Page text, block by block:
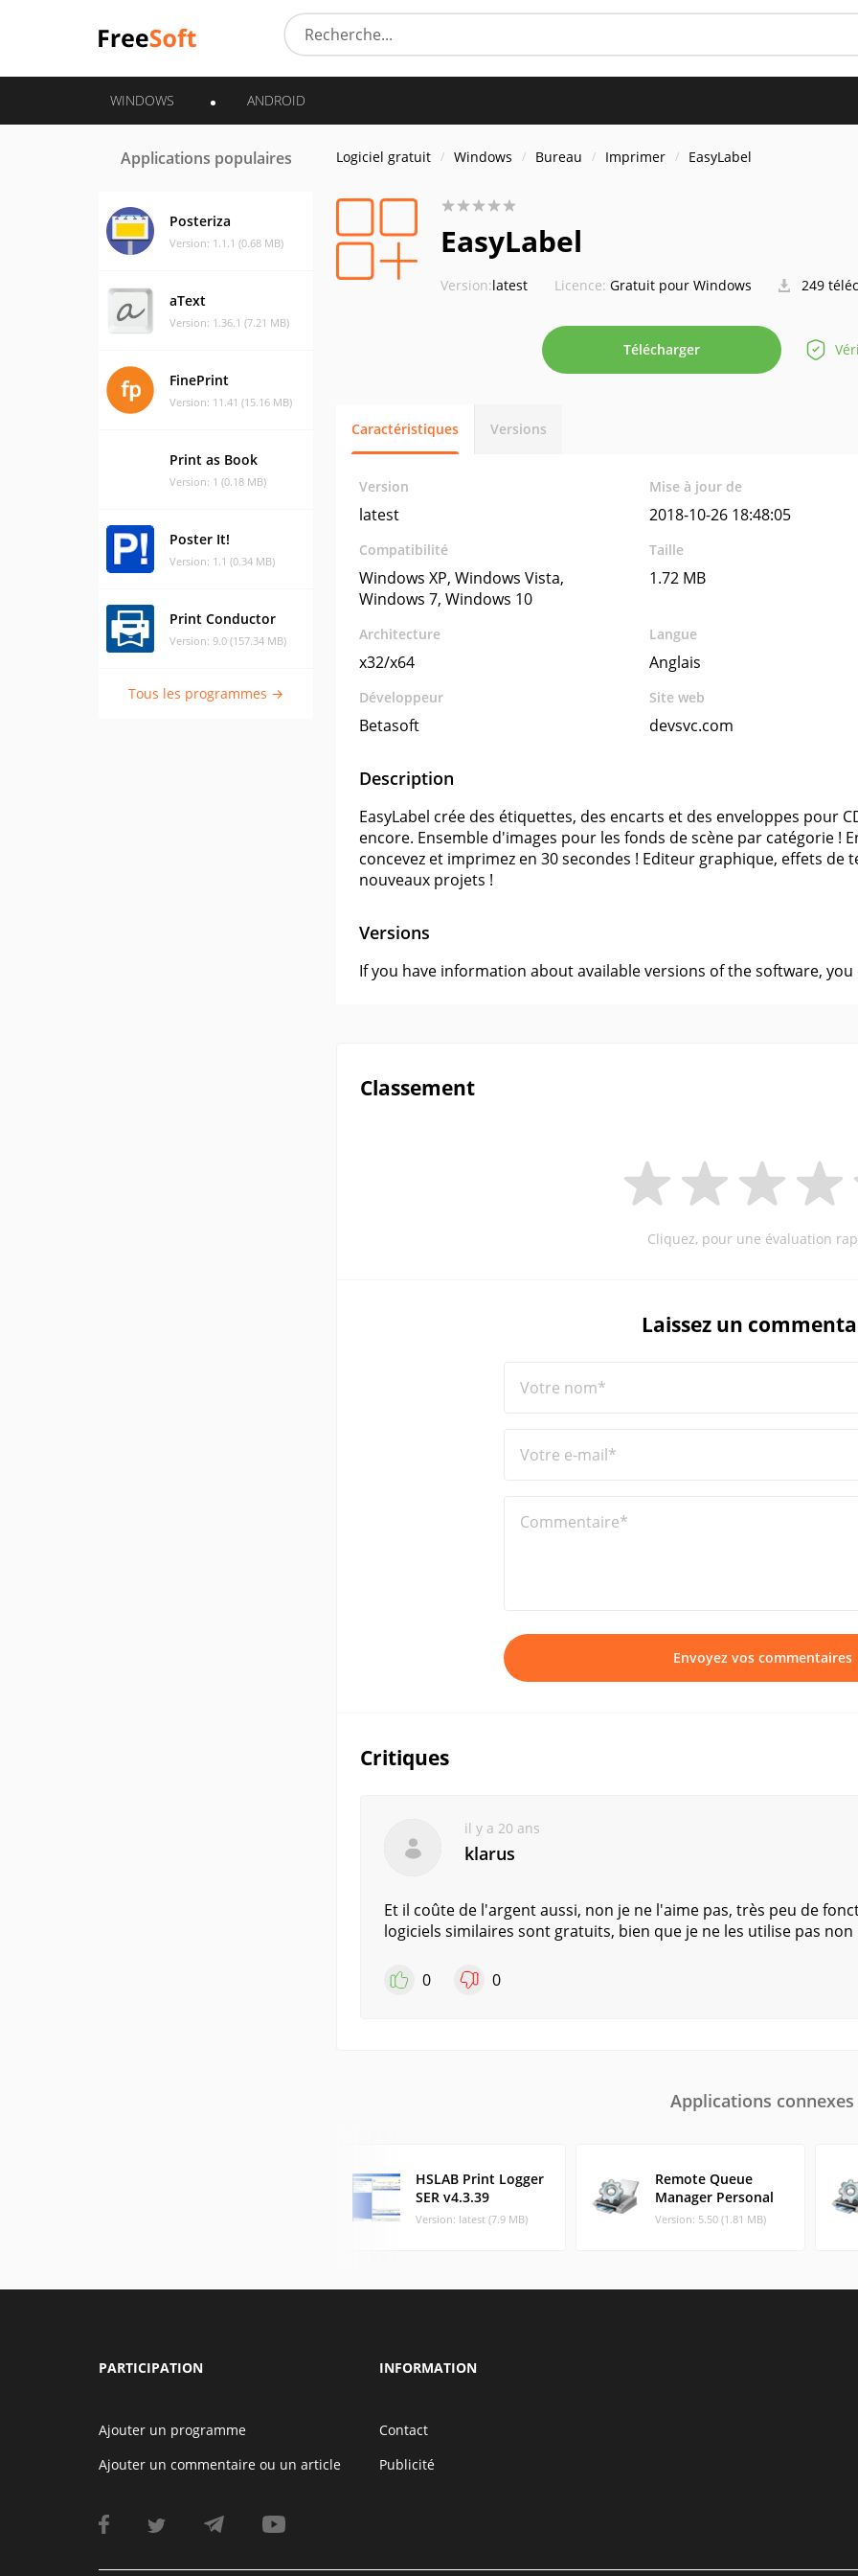
WINDOWS ANDROID
Applications populaires
Posteriza
Version: 1.1.1 (0.68 MB)
aText
Version: 1.36.1 (7.21 MB)
FinePrint
Version: 11.41 (15.16 MB)
Print as Book
Version: 1 (0.18 MB)
Poster It!
Version: 1.1 (0.34 MB)
Print Conductor
Version: 9.0 (157.34 MB)
Tous les programmes →
Logiciel gratuit Windows Bureau Imprimer EasyLabel
EasyLabel
Version:latest Licence: Gratuit pour Windows 249
Télécharger
Caractéristiques Versions
Version
latest
Mise à jour de
2018-10-26 18:48:05
Compatibilité
Windows XP, Windows Vista,
Windows 7, Windows 10
Taille
1.72 MB
Architecture
x32/x64
Langue
Anglais
Développeur
Betasoft
Site web
devsvc.com
Description
EasyLabel crée des étiquettes, des encarts et des enveloppes pour
encore. Ensemble d'images pour les fonds de scène par catégorie !
concevez et imprimez en 30 secondes ! Editeur graphique, effets de
nouveaux projets !
Versions
If you have information about available versions of the software,
Classement
Cliquez, pour une évaluation
Laissez un
Votre nom*
Votre e-mail*
Commentaire*
Envoyez vos commentaires
Critiques
il y a 20 ans
klarus
Et il coûte de l'argent aussi, non je ne l'aime pas, très peu de
logiciels similaires sont gratuits, bien que je ne les utilise pas
0 0
Applications connexes
HSLAB Print Logger
SER v4.3.39
Version: latest (7.9 MB)
Remote Queue
Manager Personal
Version: 5.50 (1.81 MB)
PARTICIPATION
Ajouter un programme
Ajouter un commentaire ou un article
INFORMATION
Contact
Publicité